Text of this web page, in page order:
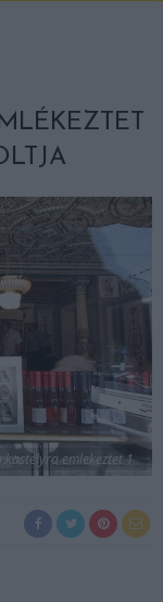
kastelyra emlekeztet 1